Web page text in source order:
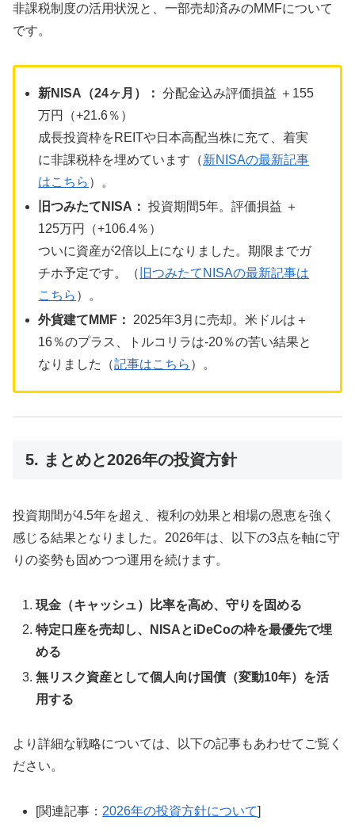
非課税制度の活用状況と、一部売却済みのMMFについて
です。
新NISA（24ヶ月）： 分配金込み評価損益 ＋155
万円（+21.6％）
成長投資枠をREITや日本高配当株に充て、着実
に非課税枠を埋めています（新NISAの最新記事
はこちら ）。
旧つみたてNISA： 投資期間5年。評価損益 ＋
125万円（+106.4％）
ついに資産が2倍以上になりました。期限までガ
チホ予定です。（ 旧つみたてNISAの最新記事は
こちら ）。
外貨建てMMF：
2025年3月に売却。米ドルは＋
16％のプラス、トルコリラは-20％の苦い結果と
なりました（記事はこちら ）。
5. まとめと2026年の投資方針
投資期間が4.5年を超え、複利の効果と相場の恩恵を強く
感じる結果となりました。2026年は、以下の3点を軸に守
りの姿勢も固めつつ運用を続けます。
現金（キャッシュ）比率を高め、守りを固める
特定口座を売却し、NISAとiDeCoの枠を最優先で埋
める
無リスク資産として個人向け国債（変動10年）を活
用する
より詳細な戦略については、以下の記事もあわせてご覧く
ださい。
[関連記事： 2026年の投資方針について]